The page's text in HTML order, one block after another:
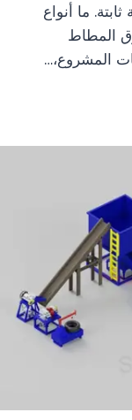
ما أنواع
المطاط
المشروع،…